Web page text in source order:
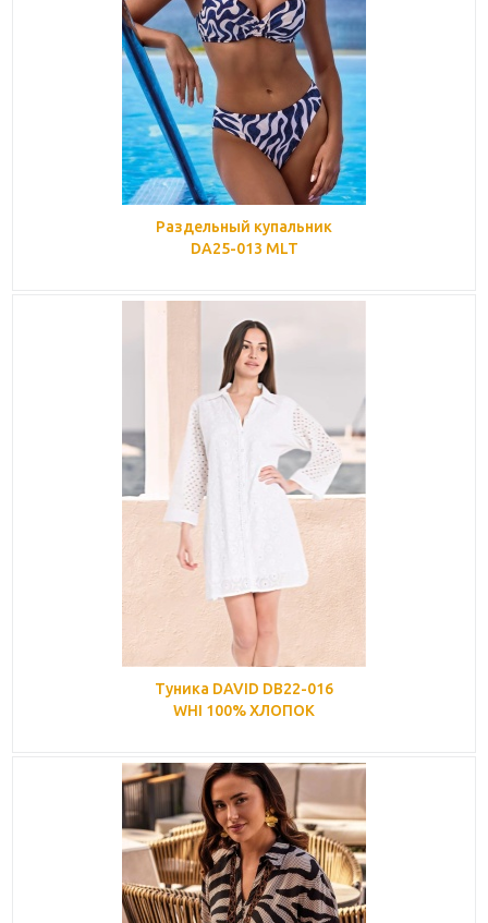
Раздельный купальник
DA25-013 MLT
Туника DAVID DB22-016
WHI 100% ХЛОПОК